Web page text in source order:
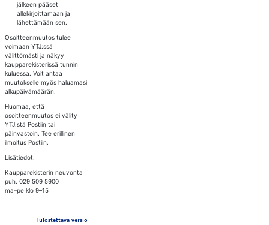
jälkeen pääset
allekirjoittamaan ja
lähettämään sen.
Osoitteenmuutos tulee
voimaan YTJ:ssä
välittömästi ja näkyy
kaupparekisterissä tunnin
kuluessa. Voit antaa
muutokselle myös haluamasi
alkupäivämäärän.
Huomaa, että
osoitteenmuutos ei välity
YTJ:stä Postiin tai
päinvastoin. Tee erillinen
ilmoitus Postiin.
Lisätiedot:
Kaupparekisterin neuvonta
puh. 029 509 5900
ma–pe klo 9–15
Tulostettava versio